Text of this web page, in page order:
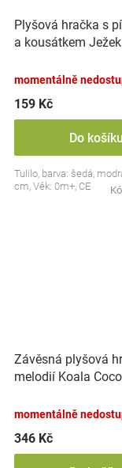
Plyšová hračka s
a kousátkem
momentálně
159 Kč
Do košíku
Tulilo, barva: šedá,
cm, Věk: 0m+, CE
Závěsná plyšová
melodií Koala
momentálně
346 Kč